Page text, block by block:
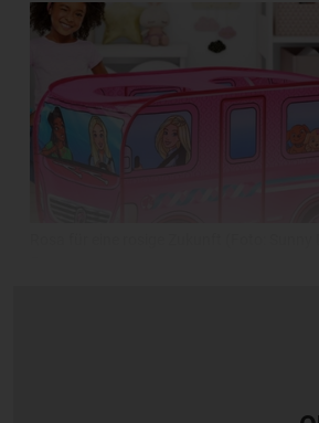
nennen. Sie sei weiterhin „gut und